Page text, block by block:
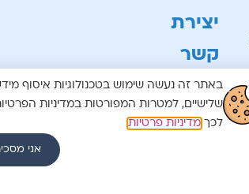
יצירת
קשר
גורודסקי 31
רחובות
טלפון:
באתר זה נעשה שימוש בטכנולוגיות איסוף מידע
שלישיים, למטרות המפורטות במדיניות
לכך מדיניות פרטיות